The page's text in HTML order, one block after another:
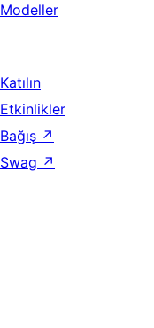
Modeller
Katılın
Etkinlikler
Bağış ↗
Swag ↗